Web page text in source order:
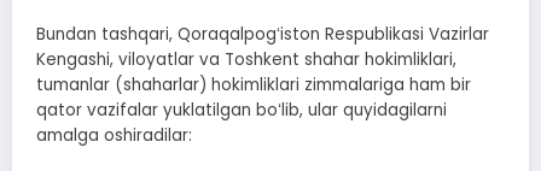
Bundan tashqari, Qoraqalpogʻiston Respublikasi Vazirlar
Kengashi, viloyatlar va Toshkent shahar hokimliklari,
tumanlar (shaharlar) hokimliklari zimmalariga ham bir
qator vazifalar yuklatilgan boʻlib, ular quyidagilarni
amalga oshiradilar: